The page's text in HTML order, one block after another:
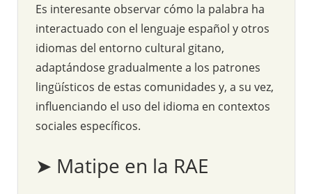
Es interesante observar cómo la palabra ha
interactuado con el lenguaje español y otros
idiomas del entorno cultural gitano,
adaptándose gradualmente a los patrones
lingüísticos de estas comunidades y, a su vez,
influenciando el uso del idioma en contextos
sociales específicos.
➤ Matipe en la RAE